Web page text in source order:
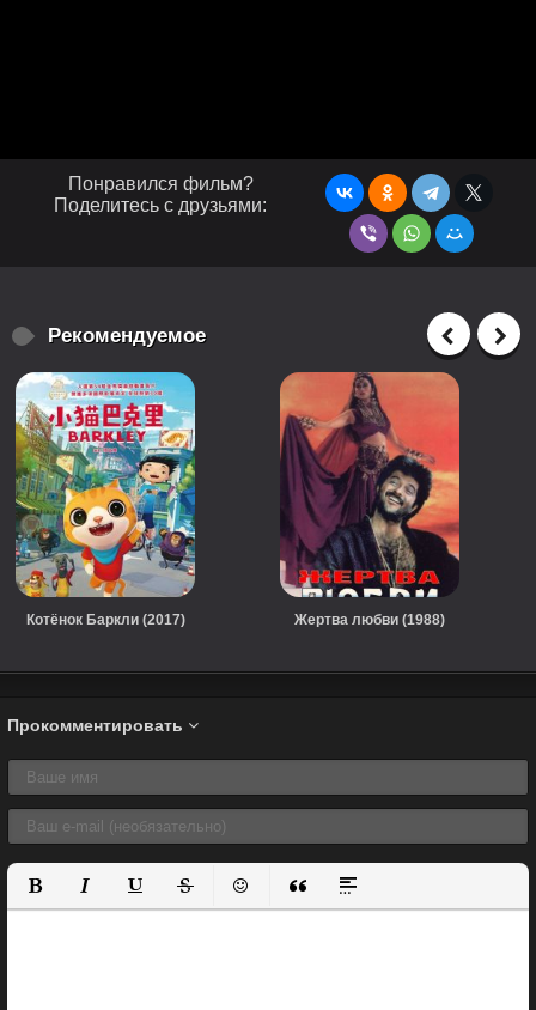
Понравился фильм?
Поделитесь с друзьями:
Рекомендуемое
Котёнок Баркли (2017) Жертва любви (1988)
Прокомментировать
Полужирный
КурсивПодчеркнутый
ЗачеркнутыйВставить смайлик
Вставка цитаты
Вставка спойлера